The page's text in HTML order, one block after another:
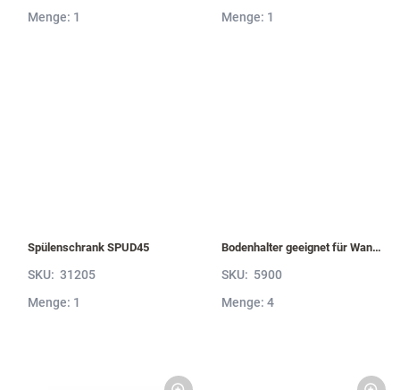
Menge: 1 Menge: 1
Spülenschrank SPUD45
SKU: 31205
Menge: 1
Bodenhalter geeignet für Wandborde von 6 bis 52 mm Stärke VBH5
SKU: 5900
Menge: 4